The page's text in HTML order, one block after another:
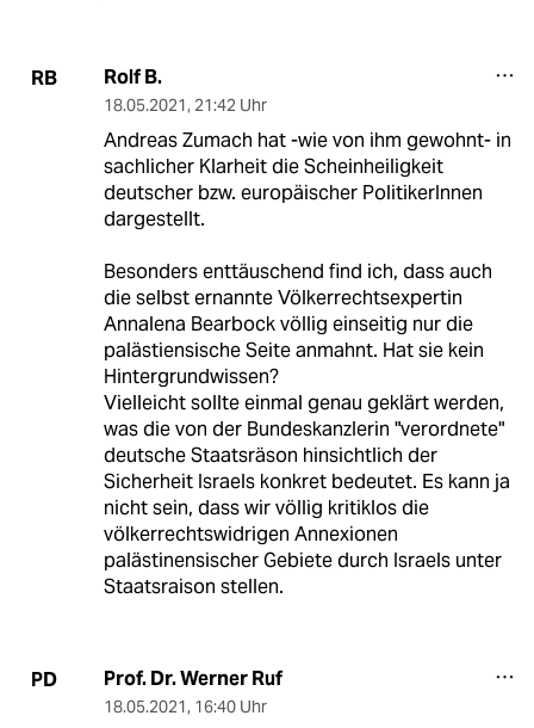
RB Rolf B.
18.05.2021, 21:42 Uhr
Andreas Zumach hat -wie von ihm gewohnt- in
sachlicher Klarheit die Scheinheiligkeit
deutscher bzw. europäischer PolitikerInnen
dargestellt.
Besonders enttäuschend find ich, dass auch
die selbst ernannte Völkerrechtsexpertin
Annalena Bearbock völlig einseitig nur die
palästiensische Seite anmahnt. Hat sie kein
Hintergrundwissen?
Vielleicht sollte einmal genau geklärt werden,
was die von der Bundeskanzlerin "verordnete"
deutsche Staatsräson hinsichtlich der
Sicherheit Israels konkret bedeutet. Es kann ja
nicht sein, dass wir völlig kritiklos die
völkerrechtswidrigen Annexionen
palästinensischer Gebiete durch Israels unter
Staatsraison stellen.
PD Prof. Dr. Werner Ruf
18.05.2021, 16:40 Uhr